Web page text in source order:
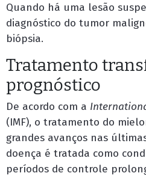
Quando há uma lesão
diagnóstico do tumor
biópsia.
Tratamento
prognóstico
De acordo com a
(IMF), o tratamento do
grandes avanços nas
doença é tratada como
períodos de controle